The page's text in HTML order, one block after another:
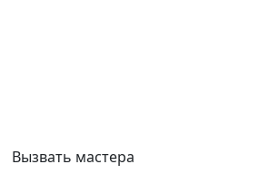
Вызвать мастера